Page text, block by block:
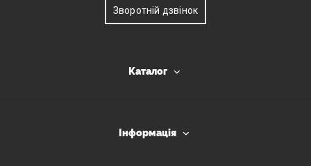
Зворотній дзвінок
Каталог
Інформація